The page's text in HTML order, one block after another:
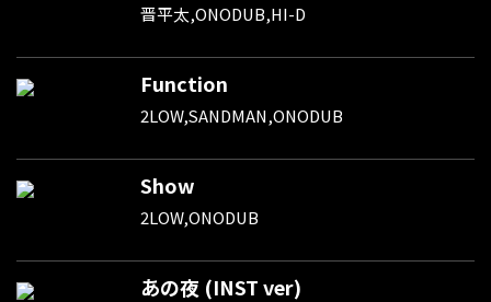
晋平太,ONODUB,HI-D
Function
2LOW,SANDMAN,ONODUB
Show
2LOW,ONODUB
あの夜 (INST ver)